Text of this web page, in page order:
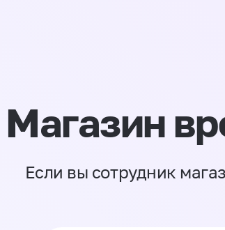
Магазин
Если вы сотрудник